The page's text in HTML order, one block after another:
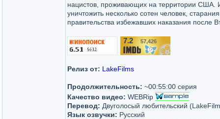
нацистов, проживающих на территории США.
уничтожить несколько сотен человек,
правительства избежавших наказания после
7.2 57,426
Релиз от: LakeFilms
Продолжительность: ~00:55:00 серия
Качество видео: WEBRip
Перевод: Двуголосый любительский
Язык озвучки: Русский